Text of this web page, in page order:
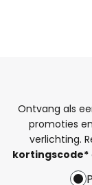
Ontvang als
promoties
verlichting.
kortingscode*